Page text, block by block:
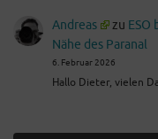
Andreas zu ESO
Nähe des Paranal
6. Februar 2026
Hallo Dieter, vielen